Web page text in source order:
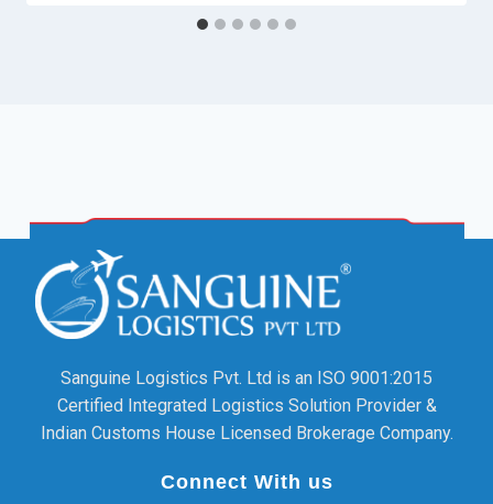
Sanguine Logistics Pvt. Ltd is an ISO 9001:2015
Certified Integrated Logistics Solution Provider &
Indian Customs House Licensed Brokerage Company.
Connect With us